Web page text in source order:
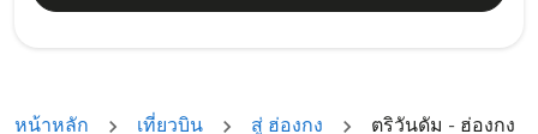
หน้าหลัก เที่ยวบิน สู่ ฮ่องกง ตริวันดัม - ฮ่องกง